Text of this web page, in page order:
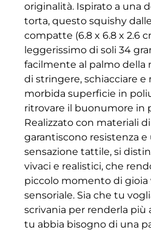
originalità. Ispirato a una
torta, questo squishy
compatte (6.8 x 6.8 x 2.6
leggerissimo di soli 34
facilmente al palmo
di stringere, schiacciare e
morbida superficie in
ritrovare il buonumore in
Realizzato con materiali
garantiscono resistenza e
sensazione tattile, si
vivaci e realistici, che
piccolo momento di gioia
sensoriale. Sia che tu
scrivania per renderla più
tu abbia bisogno di una